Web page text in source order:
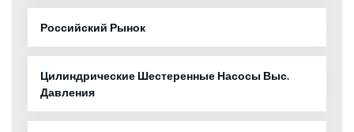
Российский Рынок
Цилиндрические Шестеренные Насосы Выс.
Давления